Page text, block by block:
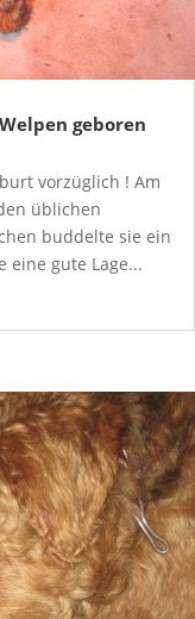
geboren
vorzüglich ! Am
üblichen
buddelte sie ein
eine gute Lage...